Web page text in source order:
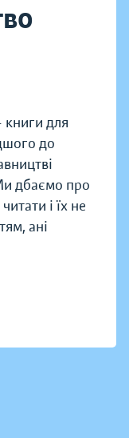
книги для
до
дбаємо про
і їх не
ані